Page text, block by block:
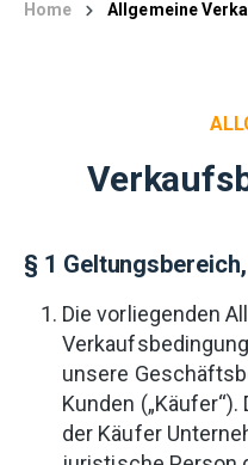
Home Allgemeine
§ 1
Die vorliegenden
unsere
Kunden („Käufer“).
der Käufer